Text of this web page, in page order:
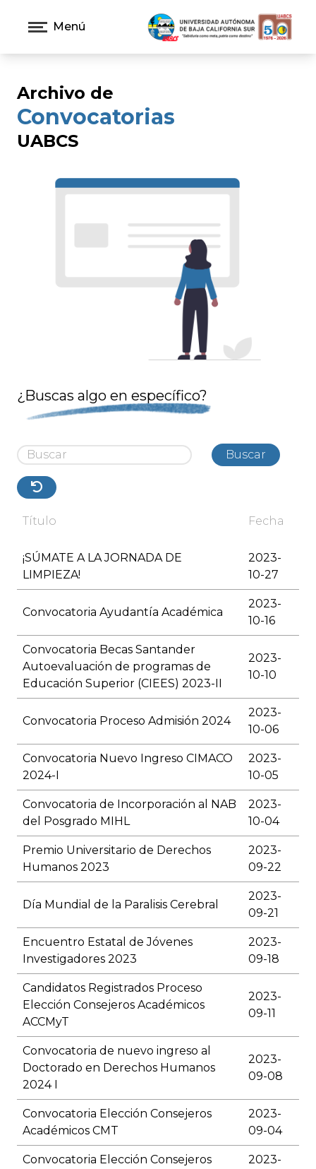
Menú
Archivo de
Convocatorias
UABCS
¿Buscas algo en específico?
Buscar
Título Fecha
¡SÚMATE A LA JORNADA DE
LIMPIEZA!
2023-
10-27
Convocatoria Ayudantía Académica
2023-
10-16
Convocatoria Becas Santander
Autoevaluación de programas de
Educación Superior (CIEES) 2023-II
2023-
10-10
Convocatoria Proceso Admisión 2024
2023-
10-06
Convocatoria Nuevo Ingreso CIMACO
2024-I
2023-
10-05
Convocatoria de Incorporación al NAB
del Posgrado MIHL
2023-
10-04
Premio Universitario de Derechos
Humanos 2023
2023-
09-22
Día Mundial de la Paralisis Cerebral
2023-
09-21
Encuentro Estatal de Jóvenes
Investigadores 2023
2023-
09-18
Candidatos Registrados Proceso
Elección Consejeros Académicos
ACCMyT
2023-
09-11
Convocatoria de nuevo ingreso al
Doctorado en Derechos Humanos
2024 I
2023-
09-08
Convocatoria Elección Consejeros
Académicos CMT
2023-
09-04
Convocatoria Elección Consejeros
2023-